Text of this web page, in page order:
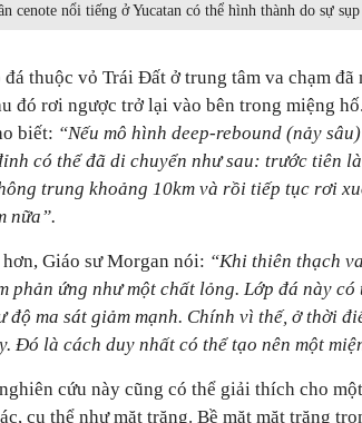
cenote nổi tiếng ở Yucatan có thể hình thành do sự
thuộc vỏ Trái Đất ở trung tâm va chạm đã
đó rơi ngược trở lại vào bên trong miệng
biết: “Nếu mô hình deep-rebound (nảy
có thể đã di chuyển như sau: trước tiên
trung khoảng 10km và rồi tiếp tục rơi
nữa”.
Giáo sư Morgan nói: “Khi thiên thạch
phản ứng như một chất lỏng. Lớp đá này
độ ma sát giảm mạnh. Chính vì thế, ở thời
Đó là cách duy nhất có thể tạo nên một
cứu này cũng có thể giải thích cho
cụ thể như mặt trăng. Bề mặt mặt trăng